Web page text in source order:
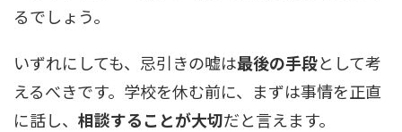
るでしょう。
いずれにしても、忌引きの嘘は最後の手段として考
えるべきです。学校を休む前に、まずは事情を正直
に話し、 相談することが大切だと言えます。